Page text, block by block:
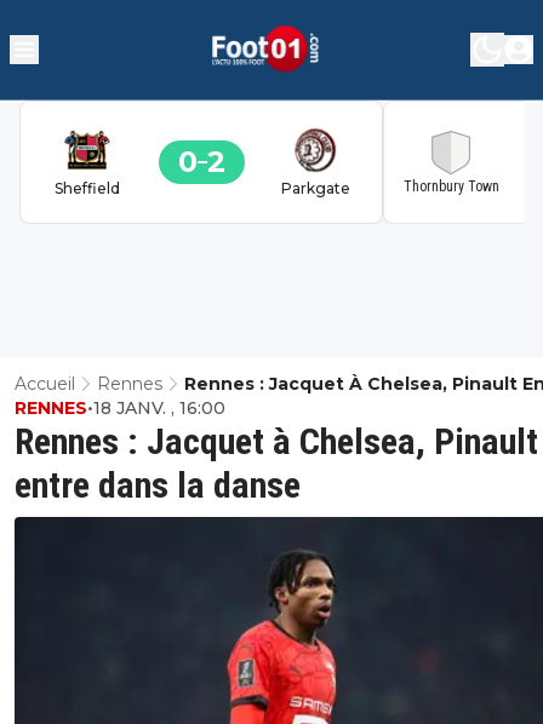
Sheffield
0 2
Parkgate Thornbury Town
Accueil Rennes
Rennes : Jacquet À Chelsea, Pinault
Dans La Danse
Rennes : Jacquet à Chelsea, Pinault
entre dans la danse
RENNES•18 JANV. , 16:00